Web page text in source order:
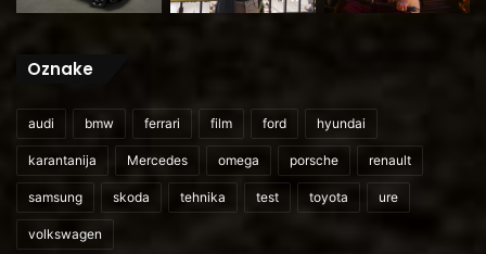
Oznake
audi bmw ferrari film ford hyundai
karantanija Mercedes omega porsche renault
samsung skoda tehnika test toyota ure
volkswagen